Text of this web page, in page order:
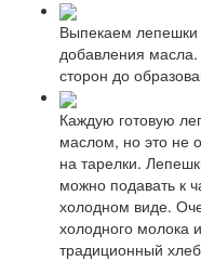
Выпекаем лепешки
добавления
сторон до
Каждую готовую
маслом, но это не
на тарелки.
можно подавать к
холодном виде.
холодного молока
традиционный